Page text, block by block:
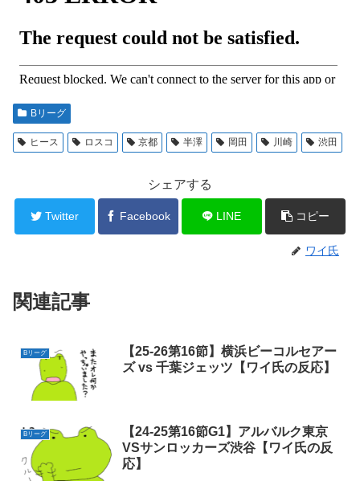
Bリーグ
ヒース ロスコ 京都 半澤 岡田 川崎 渋田
シェアする
Twitter Facebook LINE コピー
ワイ氏
関連記事
Bリーグ
【25-26第16節】横浜ビーコルセアー
ズ vs 千葉ジェッツ【ワイ氏の反応】
Bリーグ
【24-25第16節G1】アルバルク東京
VSサンロッカーズ渋谷【ワイ氏の反
応】